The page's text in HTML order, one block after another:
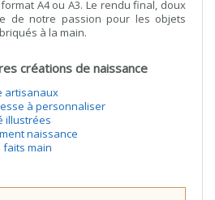
A4 ou A3. Le rendu final, doux
de notre passion pour les objets
à la main.
créations de naissance
artisanaux
à personnaliser
illustrées
naissance
main